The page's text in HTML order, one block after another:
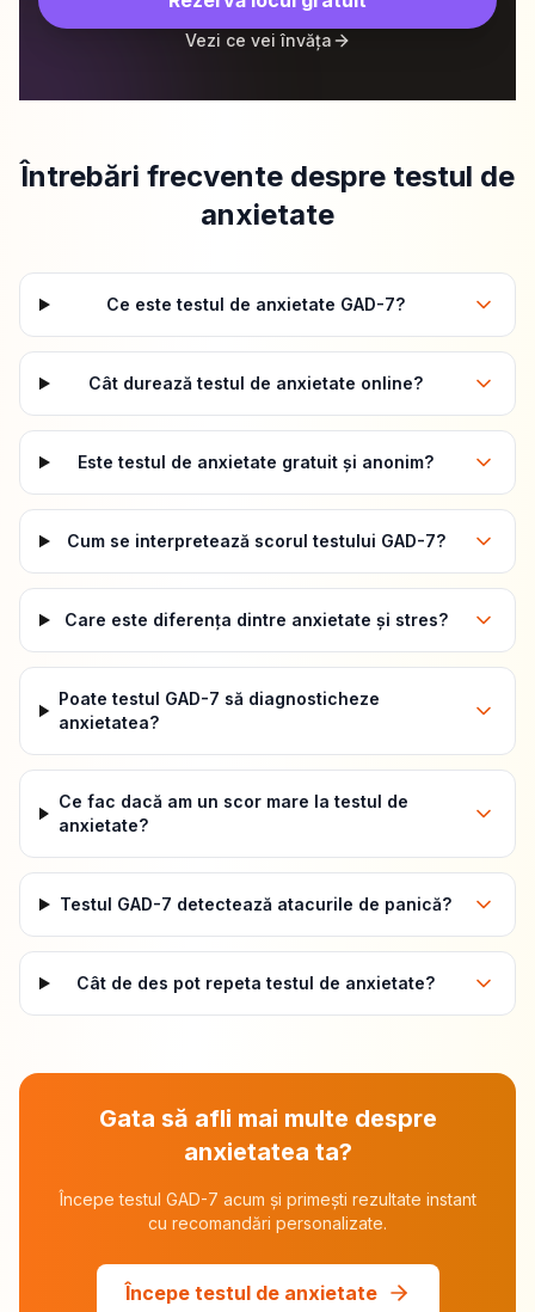
Vezi ce vei învăța
Întrebări frecvente despre testul de
anxietate
Ce este testul de anxietate GAD-7?
Cât durează testul de anxietate online?
Este testul de anxietate gratuit și anonim?
Cum se interpretează scorul testului GAD-7?
Care este diferența dintre anxietate și stres?
Poate testul GAD-7 să diagnosticheze
anxietatea?
Ce fac dacă am un scor mare la testul de
anxietate?
Testul GAD-7 detectează atacurile de panică?
Cât de des pot repeta testul de anxietate?
Gata să afli mai multe despre
anxietatea ta?
Începe testul GAD-7 acum și primești rezultate instant
cu recomandări personalizate.
Începe testul de anxietate